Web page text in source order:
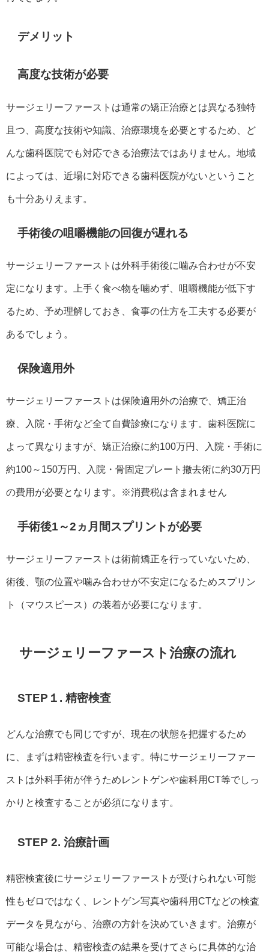
デメリット
高度な技術が必要
サージェリーファーストは通常の矯正治療とは異なる独特
且つ、高度な技術や知識、治療環境を必要とするため、ど
んな歯科医院でも対応できる治療法ではありません。地域
によっては、近場に対応できる歯科医院がないということ
も十分ありえます。
手術後の咀嚼機能の回復が遅れる
サージェリーファーストは外科手術後に噛み合わせが不安
定になります。上手く食べ物を噛めず、咀嚼機能が低下す
るため、予め理解しておき、食事の仕方を工夫する必要が
あるでしょう。
保険適用外
サージェリーファーストは保険適用外の治療で、矯正治
療、入院・手術など全て自費診療になります。歯科医院に
よって異なりますが、矯正治療に約100万円、入院・手術に
約100～150万円、入院・骨固定プレート撤去術に約30万円
の費用が必要となります。※消費税は含まれません
手術後1～2ヵ月間スプリントが必要
サージェリーファーストは術前矯正を行っていないため、
術後、顎の位置や噛み合わせが不安定になるためスプリン
ト（マウスピース）の装着が必要になります。
サージェリーファースト治療の流れ
STEP１. 精密検査
どんな治療でも同じですが、現在の状態を把握するため
に、まずは精密検査を行います。特にサージェリーファー
ストは外科手術が伴うためレントゲンや歯科用CT等でしっ
かりと検査することが必須になります。
STEP 2. 治療計画
精密検査後にサージェリーファーストが受けられない可能
性もゼロではなく、レントゲン写真や歯科用CTなどの検査
データを見ながら、治療の方針を決めていきます。治療が
可能な場合は、精密検査の結果を受けてさらに具体的な治